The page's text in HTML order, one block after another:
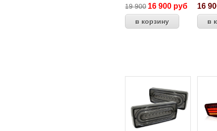
19 900 16 900 руб 16